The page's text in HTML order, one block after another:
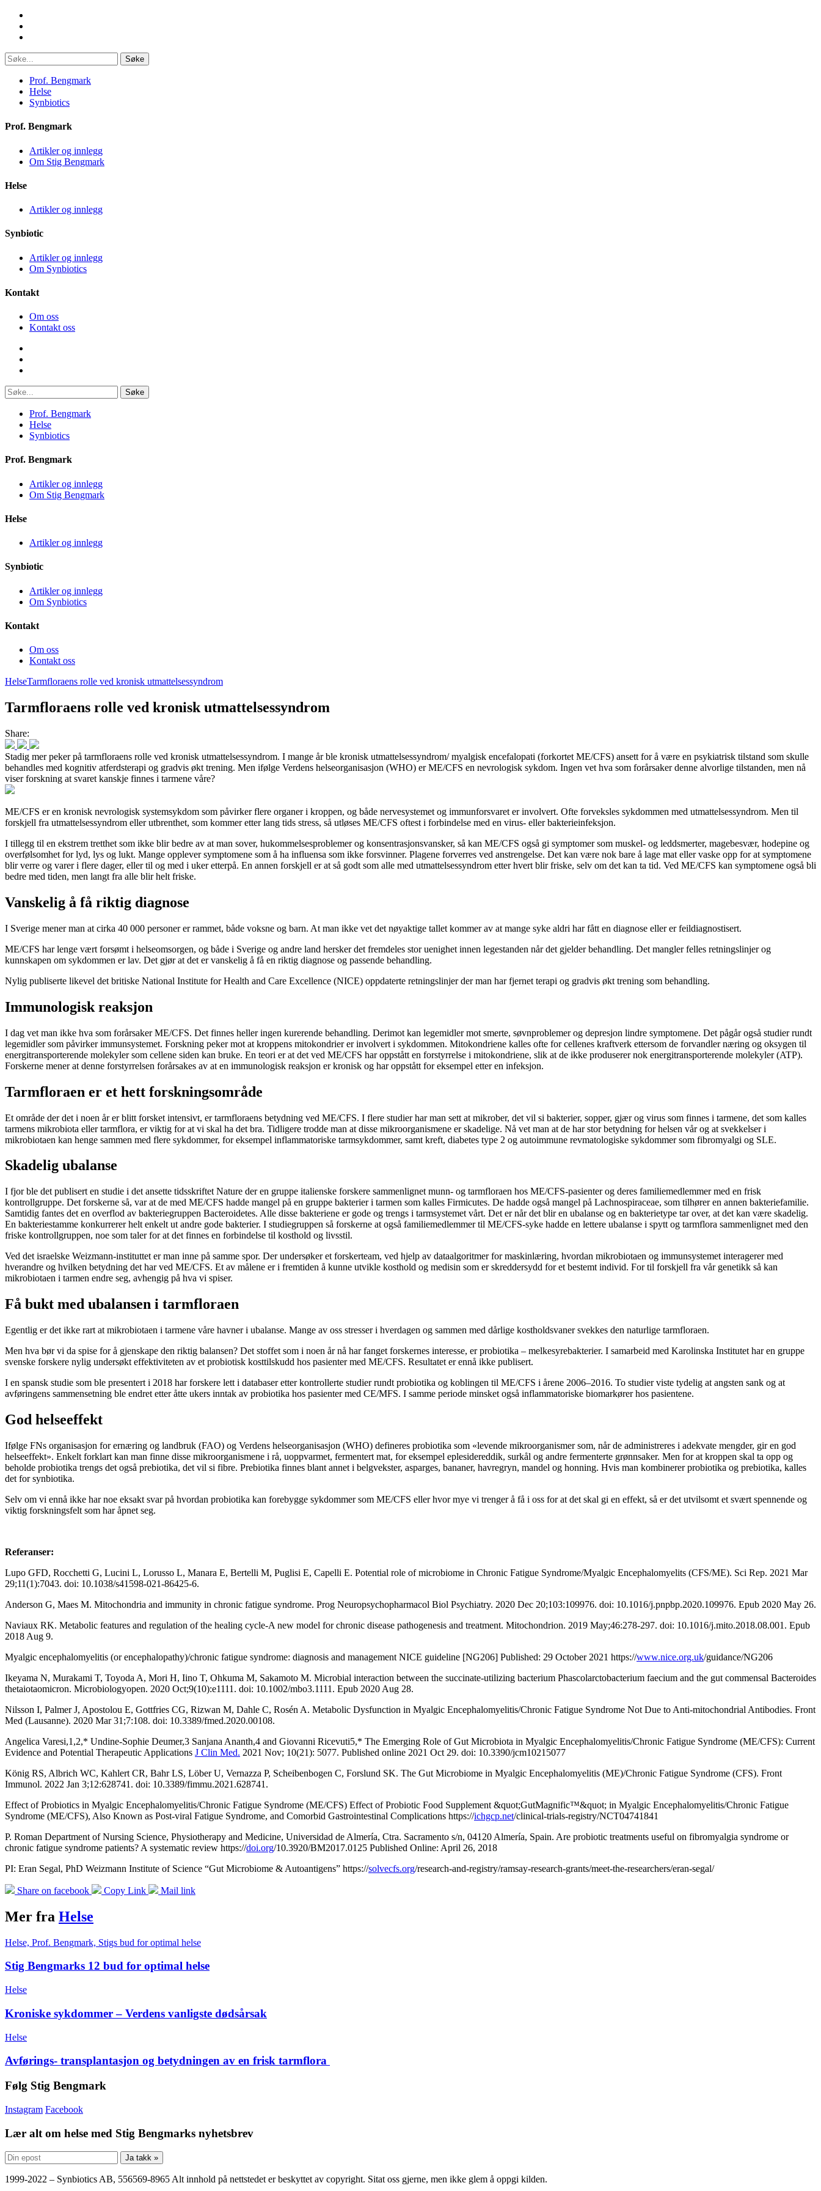
Søke
Prof. Bengmark
Helse
Synbiotics
Prof. Bengmark
Artikler og innlegg
Om Stig Bengmark
Helse
Artikler og innlegg
Synbiotic
Artikler og innlegg
Om Synbiotics
Kontakt
Om oss
Kontakt oss
Søke
Prof. Bengmark
Helse
Synbiotics
Prof. Bengmark
Artikler og innlegg
Om Stig Bengmark
Helse
Artikler og innlegg
Synbiotic
Artikler og innlegg
Om Synbiotics
Kontakt
Om oss
Kontakt oss
HelseTarmfloraens rolle ved kronisk utmattelsessyndrom
Tarmfloraens rolle ved kronisk utmattelsessyndrom
Share:
Stadig mer peker på tarmfloraens rolle ved kronisk utmattelsessyndrom. I mange år ble kronisk utmattelsessyndrom/ myalgisk encefalopati (forkortet ME/CFS) ansett for å være en psykiatrisk tilstand som skulle
behandles med kognitiv atferdsterapi og gradvis økt trening. Men ifølge Verdens helseorganisasjon (WHO) er ME/CFS en nevrologisk sykdom. Ingen vet hva som forårsaker denne alvorlige tilstanden, men nå
viser forskning at svaret kanskje finnes i tarmene våre?
ME/CFS er en kronisk nevrologisk systemsykdom som påvirker flere organer i kroppen, og både nervesystemet og immunforsvaret er involvert. Ofte forveksles sykdommen med utmattelsessyndrom. Men til
forskjell fra utmattelsessyndrom eller utbrenthet, som kommer etter lang tids stress, så utløses ME/CFS oftest i forbindelse med en virus- eller bakterieinfeksjon.
I tillegg til en ekstrem tretthet som ikke blir bedre av at man sover, hukommelsesproblemer og konsentrasjonsvansker, så kan ME/CFS også gi symptomer som muskel- og leddsmerter, magebesvær, hodepine og
overfølsomhet for lyd, lys og lukt. Mange opplever symptomene som å ha influensa som ikke forsvinner. Plagene forverres ved anstrengelse. Det kan være nok bare å lage mat eller vaske opp for at symptomene
blir verre og varer i flere dager, eller til og med i uker etterpå. En annen forskjell er at så godt som alle med utmattelsessyndrom etter hvert blir friske, selv om det kan ta tid. Ved ME/CFS kan symptomene også bli
bedre med tiden, men langt fra alle blir helt friske.
Vanskelig å få riktig diagnose
I Sverige mener man at cirka 40 000 personer er rammet, både voksne og barn. At man ikke vet det nøyaktige tallet kommer av at mange syke aldri har fått en diagnose eller er feildiagnostisert.
ME/CFS har lenge vært forsømt i helseomsorgen, og både i Sverige og andre land hersker det fremdeles stor uenighet innen legestanden når det gjelder behandling. Det mangler felles retningslinjer og
kunnskapen om sykdommen er lav. Det gjør at det er vanskelig å få en riktig diagnose og passende behandling.
Nylig publiserte likevel det britiske National Institute for Health and Care Excellence (NICE) oppdaterte retningslinjer der man har fjernet terapi og gradvis økt trening som behandling.
Immunologisk reaksjon
I dag vet man ikke hva som forårsaker ME/CFS. Det finnes heller ingen kurerende behandling. Derimot kan legemidler mot smerte, søvnproblemer og depresjon lindre symptomene. Det pågår også studier rundt
legemidler som påvirker immunsystemet. Forskning peker mot at kroppens mitokondrier er involvert i sykdommen. Mitokondriene kalles ofte for cellenes kraftverk ettersom de forvandler næring og oksygen til
energitransporterende molekyler som cellene siden kan bruke. En teori er at det ved ME/CFS har oppstått en forstyrrelse i mitokondriene, slik at de ikke produserer nok energitransporterende molekyler (ATP).
Forskerne mener at denne forstyrrelsen forårsakes av at en immunologisk reaksjon er kronisk og har oppstått for eksempel etter en infeksjon.
Tarmfloraen er et hett forskningsområde
Et område der det i noen år er blitt forsket intensivt, er tarmfloraens betydning ved ME/CFS. I flere studier har man sett at mikrober, det vil si bakterier, sopper, gjær og virus som finnes i tarmene, det som kalles
tarmens mikrobiota eller tarmflora, er viktig for at vi skal ha det bra. Tidligere trodde man at disse mikroorganismene er skadelige. Nå vet man at de har stor betydning for helsen vår og at svekkelser i
mikrobiotaen kan henge sammen med flere sykdommer, for eksempel inflammatoriske tarmsykdommer, samt kreft, diabetes type 2 og autoimmune revmatologiske sykdommer som fibromyalgi og SLE.
Skadelig ubalanse
I fjor ble det publisert en studie i det ansette tidsskriftet Nature der en gruppe italienske forskere sammenlignet munn- og tarmfloraen hos ME/CFS-pasienter og deres familiemedlemmer med en frisk
kontrollgruppe. Det forskerne så, var at de med ME/CFS hadde mangel på en gruppe bakterier i tarmen som kalles Firmicutes. De hadde også mangel på Lachnospiraceae, som tilhører en annen bakteriefamilie.
Samtidig fantes det en overflod av bakteriegruppen Bacteroidetes. Alle disse bakteriene er gode og trengs i tarmsystemet vårt. Det er når det blir en ubalanse og en bakterietype tar over, at det kan være skadelig.
En bakteriestamme konkurrerer helt enkelt ut andre gode bakterier. I studiegruppen så forskerne at også familiemedlemmer til ME/CFS-syke hadde en lettere ubalanse i spytt og tarmflora sammenlignet med den
friske kontrollgruppen, noe som taler for at det finnes en forbindelse til kosthold og livsstil.
Ved det israelske Weizmann-instituttet er man inne på samme spor. Der undersøker et forskerteam, ved hjelp av dataalgoritmer for maskinlæring, hvordan mikrobiotaen og immunsystemet interagerer med
hverandre og hvilken betydning det har ved ME/CFS. Et av målene er i fremtiden å kunne utvikle kosthold og medisin som er skreddersydd for et bestemt individ. For til forskjell fra vår genetikk så kan
mikrobiotaen i tarmen endre seg, avhengig på hva vi spiser.
Få bukt med ubalansen i tarmfloraen
Egentlig er det ikke rart at mikrobiotaen i tarmene våre havner i ubalanse. Mange av oss stresser i hverdagen og sammen med dårlige kostholdsvaner svekkes den naturlige tarmfloraen.
Men hva bør vi da spise for å gjenskape den riktig balansen? Det stoffet som i noen år nå har fanget forskernes interesse, er probiotika – melkesyrebakterier. I samarbeid med Karolinska Institutet har en gruppe
svenske forskere nylig undersøkt effektiviteten av et probiotisk kosttilskudd hos pasienter med ME/CFS. Resultatet er ennå ikke publisert.
I en spansk studie som ble presentert i 2018 har forskere lett i databaser etter kontrollerte studier rundt probiotika og koblingen til ME/CFS i årene 2006–2016. To studier viste tydelig at angsten sank og at
avføringens sammensetning ble endret etter åtte ukers inntak av probiotika hos pasienter med CE/MFS. I samme periode minsket også inflammatoriske biomarkører hos pasientene.
God helseeffekt
Ifølge FNs organisasjon for ernæring og landbruk (FAO) og Verdens helseorganisasjon (WHO) defineres probiotika som «levende mikroorganismer som, når de administreres i adekvate mengder, gir en god
helseeffekt». Enkelt forklart kan man finne disse mikroorganismene i rå, uoppvarmet, fermentert mat, for eksempel eplesidereddik, surkål og andre fermenterte grønnsaker. Men for at kroppen skal ta opp og
beholde probiotika trengs det også prebiotika, det vil si fibre. Prebiotika finnes blant annet i belgvekster, asparges, bananer, havregryn, mandel og honning. Hvis man kombinerer probiotika og prebiotika, kalles
det for synbiotika.
Selv om vi ennå ikke har noe eksakt svar på hvordan probiotika kan forebygge sykdommer som ME/CFS eller hvor mye vi trenger å få i oss for at det skal gi en effekt, så er det utvilsomt et svært spennende og
viktig forskningsfelt som har åpnet seg.
Referanser:
Lupo GFD, Rocchetti G, Lucini L, Lorusso L, Manara E, Bertelli M, Puglisi E, Capelli E. Potential role of microbiome in Chronic Fatigue Syndrome/Myalgic Encephalomyelits (CFS/ME). Sci Rep. 2021 Mar
29;11(1):7043. doi: 10.1038/s41598-021-86425-6.
Anderson G, Maes M. Mitochondria and immunity in chronic fatigue syndrome. Prog Neuropsychopharmacol Biol Psychiatry. 2020 Dec 20;103:109976. doi: 10.1016/j.pnpbp.2020.109976. Epub 2020 May 26.
Naviaux RK. Metabolic features and regulation of the healing cycle-A new model for chronic disease pathogenesis and treatment. Mitochondrion. 2019 May;46:278-297. doi: 10.1016/j.mito.2018.08.001. Epub
2018 Aug 9.
Myalgic encephalomyelitis (or encephalopathy)/chronic fatigue syndrome: diagnosis and management NICE guideline [NG206] Published: 29 October 2021 https://www.nice.org.uk/guidance/NG206
Ikeyama N, Murakami T, Toyoda A, Mori H, Iino T, Ohkuma M, Sakamoto M. Microbial interaction between the succinate-utilizing bacterium Phascolarctobacterium faecium and the gut commensal Bacteroides
thetaiotaomicron. Microbiologyopen. 2020 Oct;9(10):e1111. doi: 10.1002/mbo3.1111. Epub 2020 Aug 28.
Nilsson I, Palmer J, Apostolou E, Gottfries CG, Rizwan M, Dahle C, Rosén A. Metabolic Dysfunction in Myalgic Encephalomyelitis/Chronic Fatigue Syndrome Not Due to Anti-mitochondrial Antibodies. Front
Med (Lausanne). 2020 Mar 31;7:108. doi: 10.3389/fmed.2020.00108.
Angelica Varesi,1,2,* Undine-Sophie Deumer,3 Sanjana Ananth,4 and Giovanni Ricevuti5,* The Emerging Role of Gut Microbiota in Myalgic Encephalomyelitis/Chronic Fatigue Syndrome (ME/CFS): Current
Evidence and Potential Therapeutic Applications J Clin Med. 2021 Nov; 10(21): 5077. Published online 2021 Oct 29. doi: 10.3390/jcm10215077
König RS, Albrich WC, Kahlert CR, Bahr LS, Löber U, Vernazza P, Scheibenbogen C, Forslund SK. The Gut Microbiome in Myalgic Encephalomyelitis (ME)/Chronic Fatigue Syndrome (CFS). Front
Immunol. 2022 Jan 3;12:628741. doi: 10.3389/fimmu.2021.628741.
Effect of Probiotics in Myalgic Encephalomyelitis/Chronic Fatigue Syndrome (ME/CFS) Effect of Probiotic Food Supplement &quot;GutMagnific™&quot; in Myalgic Encephalomyelitis/Chronic Fatigue
Syndrome (ME/CFS), Also Known as Post-viral Fatigue Syndrome, and Comorbid Gastrointestinal Complications https://ichgcp.net/clinical-trials-registry/NCT04741841
P. Roman Department of Nursing Science, Physiotherapy and Medicine, Universidad de Almería, Ctra. Sacramento s/n, 04120 Almería, Spain. Are probiotic treatments useful on fibromyalgia syndrome or
chronic fatigue syndrome patients? A systematic review https://doi.org/10.3920/BM2017.0125 Published Online: April 26, 2018
PI: Eran Segal, PhD Weizmann Institute of Science “Gut Microbiome & Autoantigens” https://solvecfs.org/research-and-registry/ramsay-research-grants/meet-the-researchers/eran-segal/
Share on facebook Copy Link Mail link
Mer fra Helse
Helse, Prof. Bengmark, Stigs bud for optimal helse
Stig Bengmarks 12 bud for optimal helse
Helse
Kroniske sykdommer – Verdens vanligste dødsårsak
Helse
Avførings- transplantasjon og betydningen av en frisk tarmflora
Følg Stig Bengmark
Instagram Facebook
Lær alt om helse med Stig Bengmarks nyhetsbrev
Ja takk »
1999-2022 – Synbiotics AB, 556569-8965 Alt innhold på nettstedet er beskyttet av copyright. Sitat oss gjerne, men ikke glem å oppgi kilden.